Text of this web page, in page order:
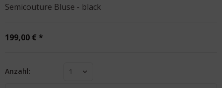
Semicouture Bluse - black
199,00 € *
Anzahl: 1